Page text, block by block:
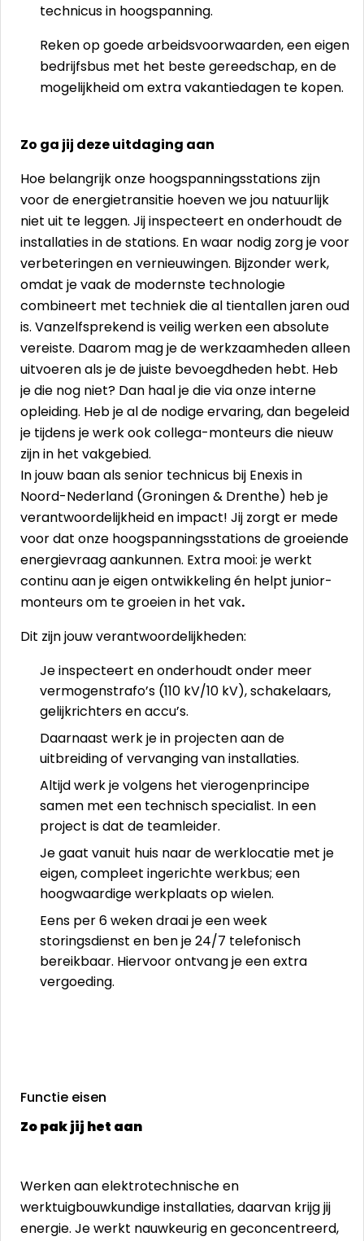
technicus in hoogspanning.
Reken op goede arbeidsvoorwaarden, een eigen
bedrijfsbus met het beste gereedschap, en de
mogelijkheid om extra vakantiedagen te kopen.
Zo ga jij deze uitdaging aan
Hoe belangrijk onze hoogspanningsstations zijn
voor de energietransitie hoeven we jou natuurlijk
niet uit te leggen. Jij inspecteert en onderhoudt de
installaties in de stations. En waar nodig zorg je voor
verbeteringen en vernieuwingen. Bijzonder werk,
omdat je vaak de modernste technologie
combineert met techniek die al tientallen jaren oud
is. Vanzelfsprekend is veilig werken een absolute
vereiste. Daarom mag je de werkzaamheden alleen
uitvoeren als je de juiste bevoegdheden hebt. Heb
je die nog niet? Dan haal je die via onze interne
opleiding. Heb je al de nodige ervaring, dan begeleid
je tijdens je werk ook collega-monteurs die nieuw
zijn in het vakgebied.
In jouw baan als senior technicus bij Enexis in
Noord-Nederland (Groningen & Drenthe) heb je
verantwoordelijkheid en impact! Jij zorgt er mede
voor dat onze hoogspanningsstations de groeiende
energievraag aankunnen. Extra mooi: je werkt
continu aan je eigen ontwikkeling én helpt junior-
monteurs om te groeien in het vak.
Dit zijn jouw verantwoordelijkheden:
Je inspecteert en onderhoudt onder meer
vermogenstrafo’s (110 kV/10 kV), schakelaars,
gelijkrichters en accu’s.
Daarnaast werk je in projecten aan de
uitbreiding of vervanging van installaties.
Altijd werk je volgens het vierogenprincipe
samen met een technisch specialist. In een
project is dat de teamleider.
Je gaat vanuit huis naar de werklocatie met je
eigen, compleet ingerichte werkbus; een
hoogwaardige werkplaats op wielen.
Eens per 6 weken draai je een week
storingsdienst en ben je 24/7 telefonisch
bereikbaar. Hiervoor ontvang je een extra
vergoeding.
Functie eisen
Zo pak jij het aan
Werken aan elektrotechnische en
werktuigbouwkundige installaties, daarvan krijg jij
energie. Je werkt nauwkeurig en geconcentreerd,